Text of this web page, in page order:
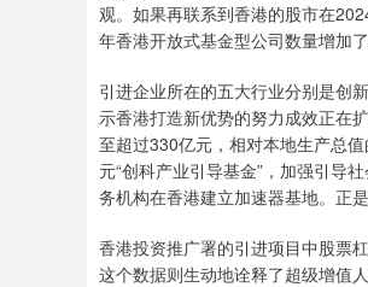
观。如果再联系到香港的股市在
年香港开放式基金型公司数量增加
引进企业所在的五大行业分别是创
示香港打造新优势的努力成效正在
至超过330亿元，相对本地生产总
元“创科产业引导基金”，加强引导
务机构在香港建立加速器基地。正
香港投资推广署的引进项目中股票
这个数据则生动地诠释了超级增值